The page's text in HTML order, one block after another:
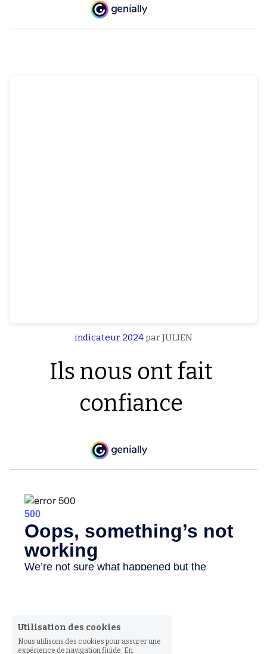
indicateur 2024par JULIEN
Ils nous ont fait
confiance
Utilisation des cookies
Nous utilisons des cookies pour assurer une
expérience de navigation fluide. En